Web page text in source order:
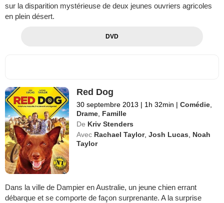
sur la disparition mystérieuse de deux jeunes ouvriers agricoles
en plein désert.
DVD
Red Dog
30 septembre 2013 | 1h 32min | Comédie
Drame Famille
De Kriv Stenders
Avec Rachael Taylor,Josh Lucas
Noah
Taylor
Dans la ville de Dampier en Australie, un jeune chien errant
débarque et se comporte de façon surprenante. A la surprise